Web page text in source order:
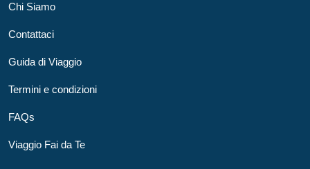
Chi Siamo
Contattaci
Guida di Viaggio
Termini e condizioni
FAQs
Viaggio Fai da Te